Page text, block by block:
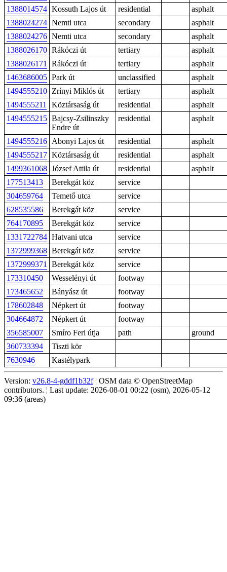
1388014574 Kossuth Lajos út residential
asphalt
1388024274 Nemti utca secondary
asphalt
1388024276 Nemti utca secondary
asphalt
1388026170 Rákóczi út tertiary
asphalt
1388026171
Rákóczi út tertiary
asphalt
1463686005 Park út unclassified
asphalt
1494555210 Zrínyi Miklós út tertiary
asphalt
1494555211
Köztársaság út residential
asphalt
1494555215 Bajcsy-Zsilinszky
Endre út
residential asphalt
1494555216 Abonyi Lajos út residential
asphalt
1494555217 Köztársaság út residential
asphalt
1499361068 József Attila út residential
asphalt
177513413
Berekgát köz
service
304659764
Temető utca
service
628535586
Berekgát köz
service
764170895
Berekgát köz
service
1331722784 Hatvani utca
service
1372999368 Berekgát köz
service
1372999371
Berekgát köz
service
173310450
Wesselényi út
footway
173465652
Bányász út
footway
178602848
Népkert út
footway
304664872
Népkert út
footway
356585007
Smíro Feri útja path
ground
360733394
Tiszti kör
7630946
Kastélypark
Version: v26.8-4-gddf1b32f¦ OSM data © OpenStreetMap
contributors. ¦ Last update: 2026-08-01 00:22 (osm), 2026-05-12
09:36 (areas)